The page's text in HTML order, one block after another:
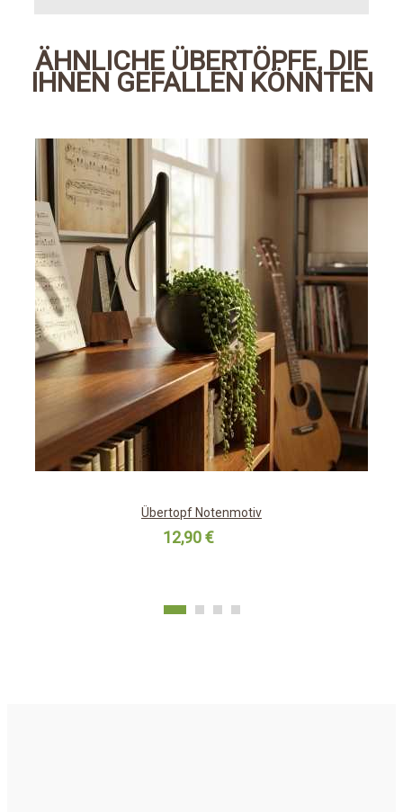
ÄHNLICHE ÜBERTÖPFE, DIE
IHNEN GEFALLEN KÖNNTEN
Übertopf Notenmotiv
12,90 €